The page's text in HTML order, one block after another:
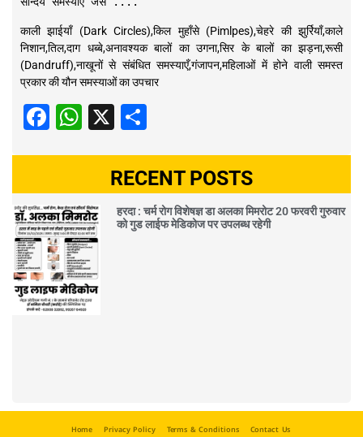
काली झाईयाँ (Dark Circles),किल मुहाँसे (Pimlpes),चेहरे की झुर्रियाँ,काले
निशान,तिल,दाग धब्बे,अनावश्यक बालों का उगना,सिर के बालों का झड़ना,रूसी
(Dandruff),नाखूनों से संबंधित समस्याएँ,गंजापन,महिलाओं में होने वाली समस्त
प्रकार की यौन समस्याओं का उपचार
Facebook
WhatsApp
X
RECENT POSTS
हरदा : चर्म रोग विशेषज्ञ डा अलका मिमरोट 20 फरवरी गुरुवार
को गुड लाईफ मेडिकोज पर उपलब्ध रहेगी
Home Privacy Policy Terms & Conditions Contact Us